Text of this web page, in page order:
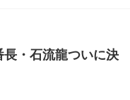
・石流龍ついに決